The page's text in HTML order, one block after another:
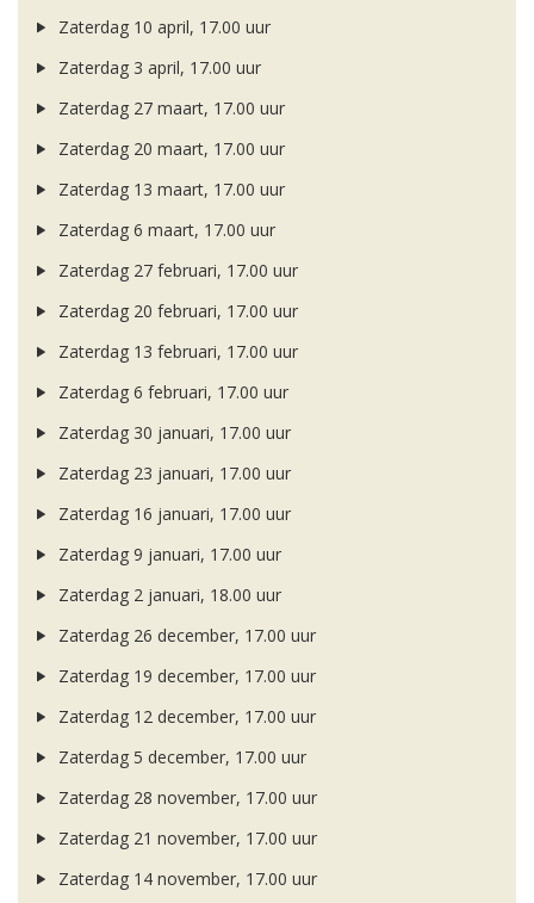
Zaterdag 10 april, 17.00 uur
Zaterdag 3 april, 17.00 uur
Zaterdag 27 maart, 17.00 uur
Zaterdag 20 maart, 17.00 uur
Zaterdag 13 maart, 17.00 uur
Zaterdag 6 maart, 17.00 uur
Zaterdag 27 februari, 17.00 uur
Zaterdag 20 februari, 17.00 uur
Zaterdag 13 februari, 17.00 uur
Zaterdag 6 februari, 17.00 uur
Zaterdag 30 januari, 17.00 uur
Zaterdag 23 januari, 17.00 uur
Zaterdag 16 januari, 17.00 uur
Zaterdag 9 januari, 17.00 uur
Zaterdag 2 januari, 18.00 uur
Zaterdag 26 december, 17.00 uur
Zaterdag 19 december, 17.00 uur
Zaterdag 12 december, 17.00 uur
Zaterdag 5 december, 17.00 uur
Zaterdag 28 november, 17.00 uur
Zaterdag 21 november, 17.00 uur
Zaterdag 14 november, 17.00 uur